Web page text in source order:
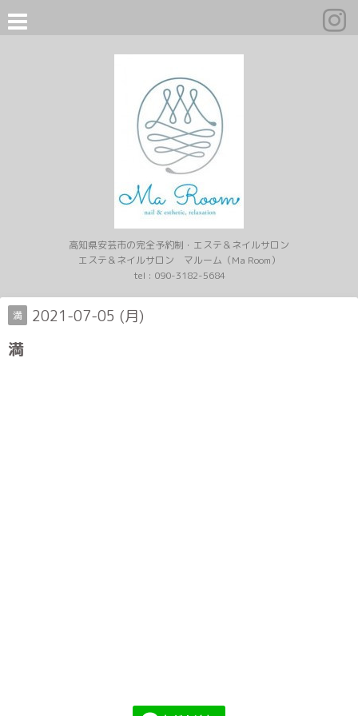
高知県安芸市の完全予約制・エステ＆ネイルサロン
エステ＆ネイルサロン マルーム（Ma Room）
tel : 090-3182-5684
満 2021-07-05 (月)
満